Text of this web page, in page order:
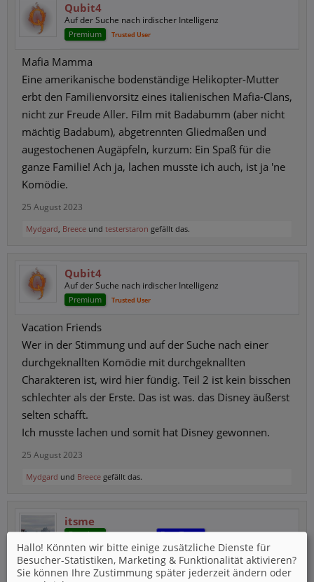
Qubit4
Auf der Suche nach irdischer Intelligenz
Premium Trusted User
Mafia Mamma
Eine amerikanische bodenständige Helikopter-Mutter
erbt den Familienvorsitz eines italienischen Mafia-Clans,
nicht zur Freude Aller. Film mit Badabumm (aber nicht
mächtig Badabum), abgetrennten Gliedmaßen und
augestochenen Augäpfeln, kurzum: Ein Spaß für die
ganze Familie! Ach ja, lachen musste ich auch, ist ja 'ne
Komödie.
25 August 2023
Mydgard, Breece und testerstaron gefällt das.
Qubit4
Auf der Suche nach irdischer Intelligenz
Premium Trusted User
Vacation Friends
Wer in der Stimmung und auf der Suche nach einer
durchgeknallten Komödie mit durchgeknallten
Charakteren ist, wird hier fündig. Teil 2 ist kein bisschen
schlechter als der Erste. Das ist was. das Disney äußerst
selten schafft.
Ich musste lachen und somit hat Disney gewonnen.
25 August 2023
Mydgard und Breece gefällt das.
itsme
Premium Trusted User Beta-Tester
Ein Mann der Tat
Hallo! Könnten wir bitte einige zusätzliche Dienste für
Besucher-Statistiken, Marketing & Funktionalität aktivieren?
Sie können Ihre Zustimmung später jederzeit ändern oder